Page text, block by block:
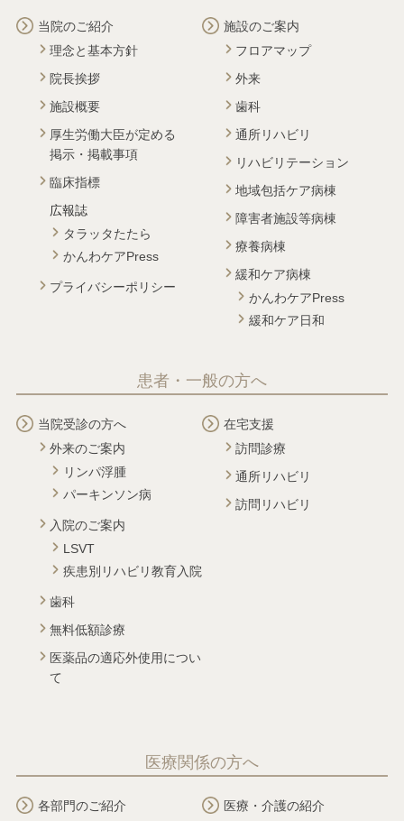
当院のご紹介
理念と基本方針
院長挨拶
施設概要
厚生労働大臣が定める
掲示・掲載事項
臨床指標
広報誌
タラッタたたら
かんわケアPress
プライバシーポリシー
施設のご案内
フロアマップ
外来
歯科
通所リハビリ
リハビリテーション
地域包括ケア病棟
障害者施設等病棟
療養病棟
緩和ケア病棟
かんわケアPress
緩和ケア日和
患者・一般の方へ
当院受診の方へ
外来のご案内
リンパ浮腫
パーキンソン病
入院のご案内
LSVT
疾患別リハビリ教育入院
歯科
無料低額診療
医薬品の適応外使用につい
て
在宅支援
訪問診療
通所リハビリ
訪問リハビリ
医療関係の方へ
各部門のご紹介
医療・介護の紹介